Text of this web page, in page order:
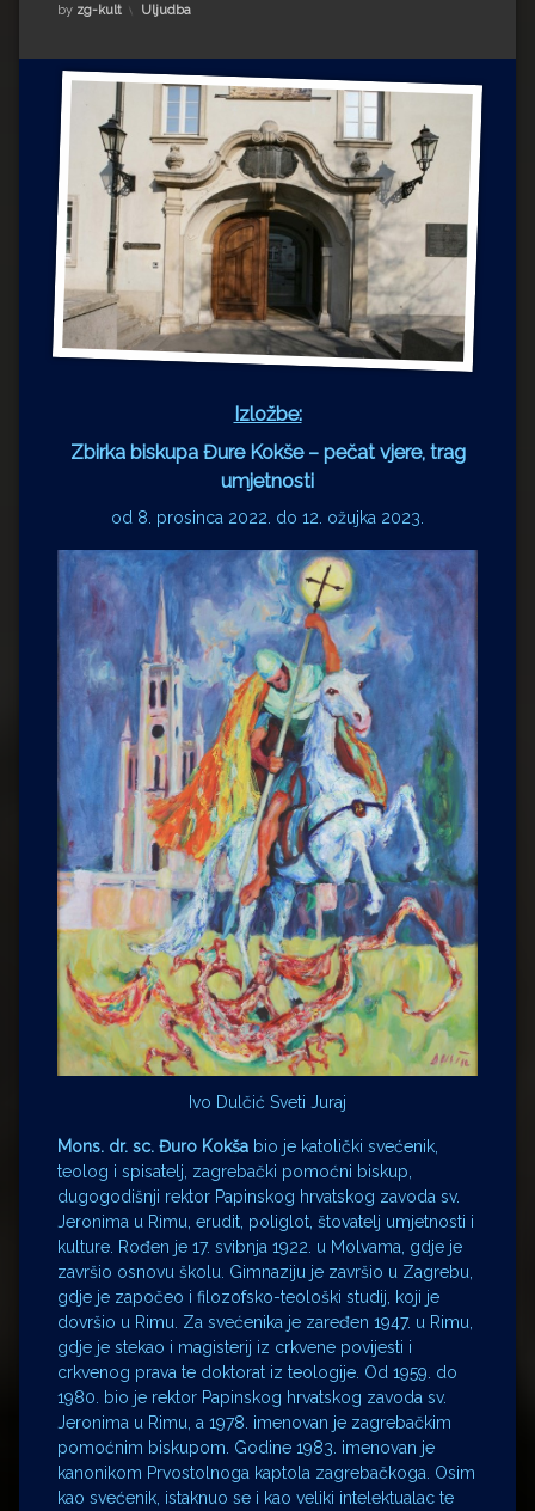
Impressum
Milenko Strižak
Drugi autori
Drugi autori
Matea Andrić
Ljiljana Lekanić-Kljaić
Željko Krznarić
Mario Lovreković
Miroslav Šantek
by zg-kult Kategorije:
Uljudba
Izložbe:
Zbirka biskupa Đure Kokše – pečat vjere, trag
umjetnosti
od 8. prosinca 2022. do 12. ožujka 2023.
Ivo Dulčić Sveti Juraj
Mons. dr. sc. Đuro Kokša bio je katolički svećenik,
teolog i spisatelj, zagrebački pomoćni biskup,
dugogodišnji rektor Papinskog hrvatskog zavoda sv.
Jeronima u Rimu, erudit, poliglot, štovatelj umjetnosti i
kulture. Rođen je 17. svibnja 1922. u Molvama, gdje je
završio osnovu školu. Gimnaziju je završio u Zagrebu,
gdje je započeo i filozofsko-teološki studij, koji je
dovršio u Rimu. Za svećenika je zaređen 1947. u Rimu,
gdje je stekao i magisterij iz crkvene povijesti i
crkvenog prava te doktorat iz teologije. Od 1959. do
1980. bio je rektor Papinskog hrvatskog zavoda sv.
Jeronima u Rimu, a 1978. imenovan je zagrebačkim
pomoćnim biskupom. Godine 1983. imenovan je
kanonikom Prvostolnoga kaptola zagrebačkoga. Osim
kao svećenik, istaknuo se i kao veliki intelektualac te